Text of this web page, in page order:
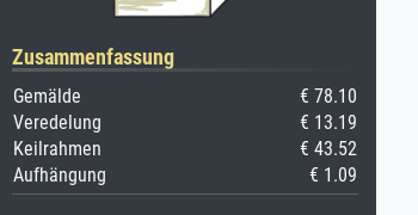
Zusammenfassung
Gemälde
€ 78.10
Veredelung
€ 13.19
Keilrahmen
€ 43.52
Aufhängung
€ 1.09